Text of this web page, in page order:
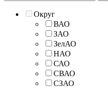
Округ
ВАО
ЗАО
ЗелАО
НАО
САО
СВАО
СЗАО